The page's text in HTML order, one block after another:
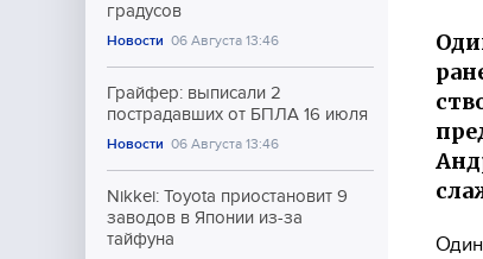
градусов
Новости 06 Августа 13:46
Грайфер: выписали 2
пострадавших от БПЛА 16 июля
Новости 06 Августа 13:46
Nikkei: Toyota приостановит 9
заводов в Японии из-за
тайфуна